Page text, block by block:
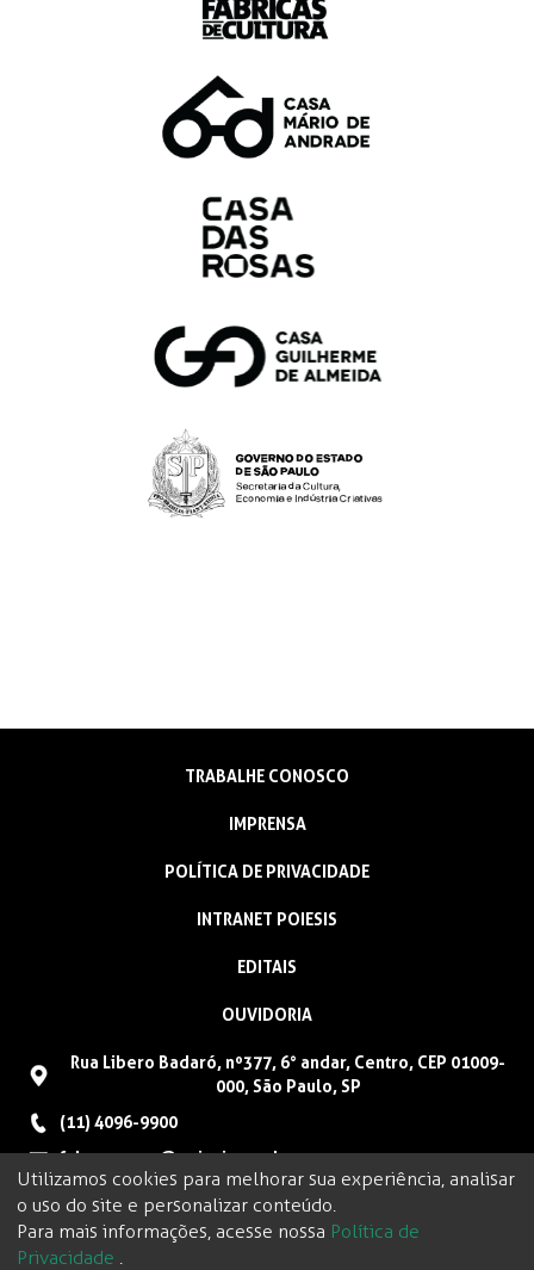
TRABALHE CONOSCO
IMPRENSA
POLÍTICA DE PRIVACIDADE
INTRANET POIESIS
EDITAIS
OUVIDORIA
Rua Libero Badaró, nº377, 6° andar, Centro, CEP 01009-
000, São Paulo, SP
(11) 4096-9900
faleconosco@poiesis.org.br
Utilizamos cookies para melhorar sua experiência, analisar
o uso do site e personalizar conteúdo.
Para mais informações, acesse nossa Política de
Privacidade .